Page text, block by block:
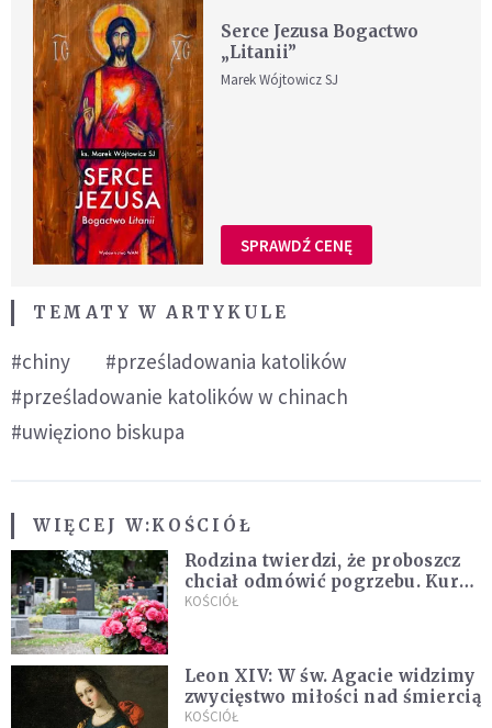
Serce Jezusa Bogactwo
„Litanii”
Marek Wójtowicz SJ
SPRAWDŹ CENĘ
TEMATY W ARTYKULE
#chiny
#prześladowania katolików
#prześladowanie katolików w chinach
#uwięziono biskupa
WIĘCEJ W:KOŚCIÓŁ
Rodzina twierdzi, że proboszcz
chciał odmówić pogrzebu. Kuria
zapowiada wyjaśnienia
KOŚCIÓŁ
Leon XIV: W św. Agacie widzimy
zwycięstwo miłości nad śmiercią
KOŚCIÓŁ